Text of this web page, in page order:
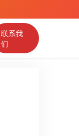
联系我
们